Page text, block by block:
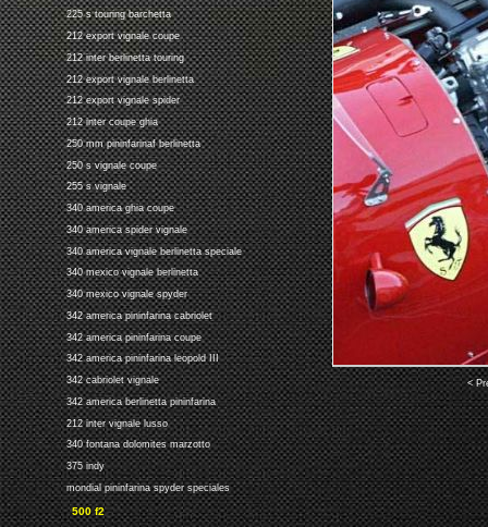
225 s touring barchetta
212 export vignale coupe
212 inter berlinetta touring
212 export vignale berlinetta
212 export vignale spider
212 inter coupe ghia
250 mm pininfarinaf berlinetta
250 s vignale coupe
255 s vignale
340 america ghia coupe
340 america spider vignale
340 america vignale berlinetta speciale
340 mexico vignale berlinetta
340 mexico vignale spyder
342 america pininfarina cabriolet
342 america pininfarina coupe
342 america pininfarina leopold III
342 cabriolet vignale
342 america berlinetta pininfarina
212 inter vignale lusso
340 fontana dolomites marzotto
375 indy
mondial pininfarina spyder speciales
500 f2
<